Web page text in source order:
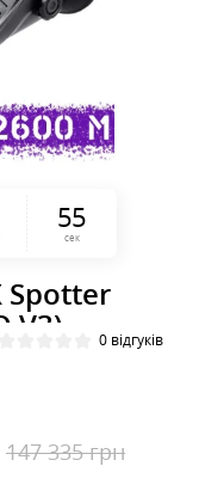
55
сек
Spotter
V3) 0 відгуків
147 335 грн